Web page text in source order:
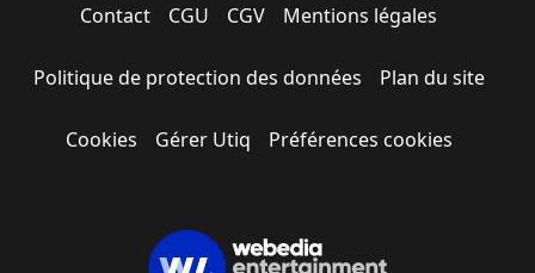
Contact CGU CGV Mentions légales
Politique de protection des données Plan du site
Cookies Gérer Utiq Préférences cookies